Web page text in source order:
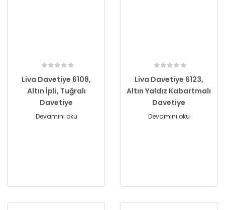
Liva Davetiye 6108,
Altın İpli, Tuğralı
Davetiye
Devamını oku
Liva Davetiye 6123,
Altın Yaldız Kabartmalı
Davetiye
Devamını oku